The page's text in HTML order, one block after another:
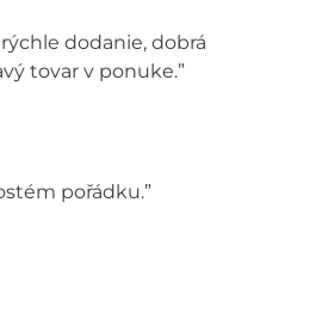
dodanie, dobrá
tovar v ponuke.”
pořádku.”